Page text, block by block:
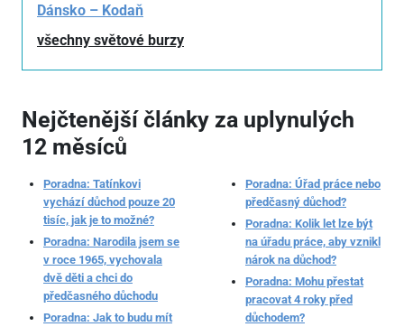
Dánsko – Kodaň
všechny světové burzy
Nejčtenější články za uplynulých
12 měsíců
Poradna: Tatínkovi
vychází důchod pouze 20
tisíc, jak je to možné?
Poradna: Narodila jsem se
v roce 1965, vychovala
dvě děti a chci do
předčasného důchodu
Poradna: Jak to budu mít
Poradna: Úřad práce nebo
předčasný důchod?
Poradna: Kolik let lze být
na úřadu práce, aby vznikl
nárok na důchod?
Poradna: Mohu přestat
pracovat 4 roky před
důchodem?